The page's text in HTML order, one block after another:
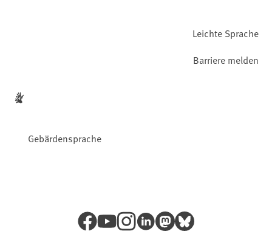
Leichte Sprache
Gebärdensprache
Barriere melden